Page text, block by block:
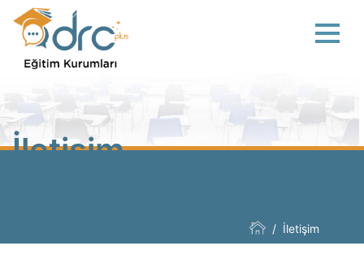
İletişim
İletişim